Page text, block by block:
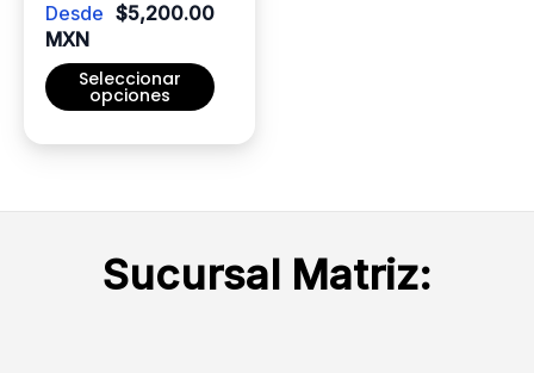
de
Desde $5,200.00
MXN
Seleccionar
opciones
Sucursal Matriz: